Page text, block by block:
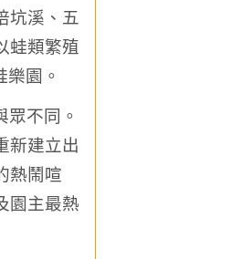
坑溪、五
蛙類繁殖
園。
不同。
新建立出
熱鬧喧
園主最熱